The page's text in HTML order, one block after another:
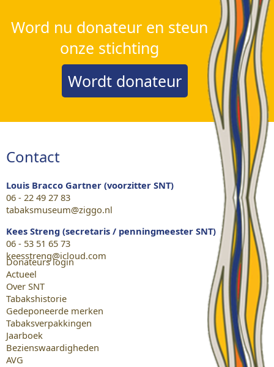
Word nu donateur en steun
onze stichting
Wordt donateur
Contact
Louis Bracco Gartner (voorzitter SNT)
06 - 22 49 27 83
tabaksmuseum@ziggo.nl
Kees Streng (secretaris / penningmeester SNT)
06 - 53 51 65 73
keesstreng@icloud.com
Donateurs login
Actueel
Over SNT
Tabakshistorie
Gedeponeerde merken
Tabaksverpakkingen
Jaarboek
Bezienswaardigheden
AVG